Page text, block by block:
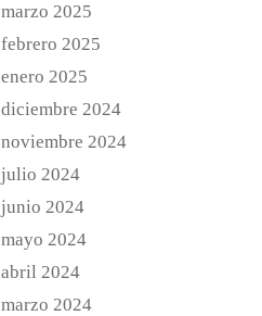
marzo 2025
febrero 2025
enero 2025
diciembre 2024
noviembre 2024
julio 2024
junio 2024
mayo 2024
abril 2024
marzo 2024